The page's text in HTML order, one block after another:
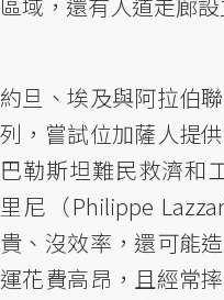
約旦、埃及與阿拉伯
列，嘗試位加薩人提
巴勒斯坦難民救濟和
里尼（Philippe
貴、沒效率，還可能
運花費高昂，且經常